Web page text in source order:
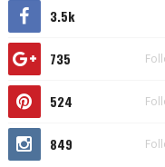
3.5k
735
524
849